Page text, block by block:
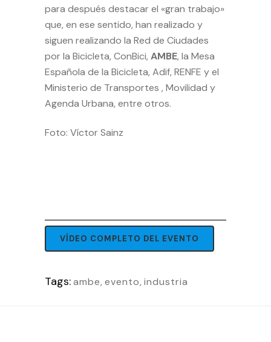
para después destacar el «gran trabajo»
que, en ese sentido, han realizado y
siguen realizando la Red de Ciudades
por la Bicicleta, ConBici, AMBE, la Mesa
Española de la Bicicleta, Adif, RENFE y el
Ministerio de Transportes , Movilidad y
Agenda Urbana, entre otros.
Foto: Víctor Sainz
VÍDEO COMPLETO DEL EVENTO
Tags:ambe, evento, industria